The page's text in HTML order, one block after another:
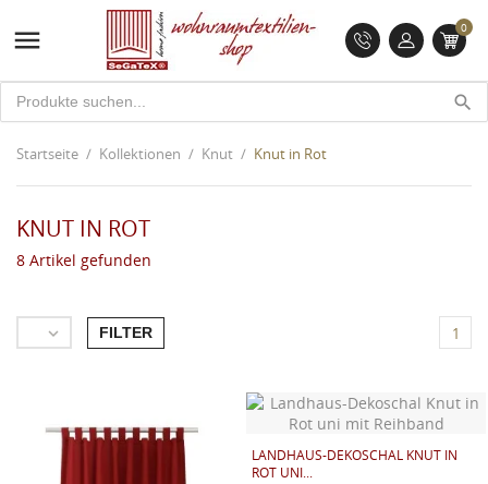
 0
search
Startseite Kollektionen Knut Knut in Rot
KNUT IN ROT
8 Artikel gefunden
 FILTER 1
LANDHAUS-DEKOSCHAL KNUT IN
ROT UNI...